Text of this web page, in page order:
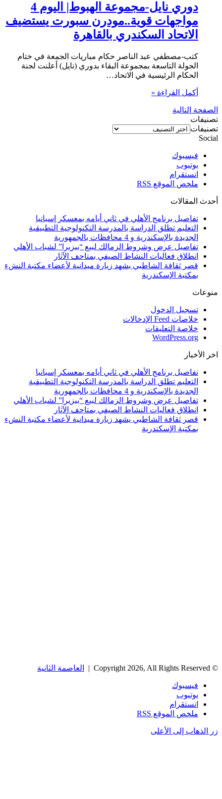
دوري نايل-مجموعة الهبوط| اليوم 4
مواجهات قوية..مودرن سبورت يستضيف
الاتحاد السكندري بالقاهرة
كتب-مصطفي عبد الناصر حكام مباريات الجمعة في ختام
الجولة التاسعة بمجموعة البقاء بدوري (نايل) أعلنت لجنة
الحكام الرئيسية في الاتحاد…
أكمل القراءة »
الصفحة التالية
تصنيفات
تصنيفات
Social
فيسبوك
يوتيوب
انستقرام
ملخص الموقع RSS
أحدث المقالات
تفاصيل برنامج الأهلي في ثاني أيامه بمعسكر إسبانيا
التعليم تطلق الدراسة بالمدرسة التكنولوجية التطبيقية
الجديدة بالإسكندرية و 4 محافظات بالجمهورية
تفاصيل عرض وشروط الزمالك لبيع “بيزيرا” لشباب الأهلي
انطلاق فعاليات النشاط الصيفي بمتاحف الآثار
قصر ثقافة الشاطبي يشهد زيارة ميدانية لأعضاء مكتبة النشء
بمكتبة الإسكندرية
منوعات
تسجيل الدخول
خلاصات Feed الإدخالات
خلاصة التعليقات
WordPress.org
اخر الأخبار
تفاصيل برنامج الأهلي في ثاني أيامه بمعسكر إسبانيا
التعليم تطلق الدراسة بالمدرسة التكنولوجية التطبيقية
الجديدة بالإسكندرية و 4 محافظات بالجمهورية
تفاصيل عرض وشروط الزمالك لبيع “بيزيرا” لشباب الأهلي
انطلاق فعاليات النشاط الصيفي بمتاحف الآثار
قصر ثقافة الشاطبي يشهد زيارة ميدانية لأعضاء مكتبة النشء
بمكتبة الإسكندرية
© Copyright 2026, All Rights Reserved | العاصمة الثانية
فيسبوك
يوتيوب
انستقرام
ملخص الموقع RSS
زر الذهاب إلى الأعلى